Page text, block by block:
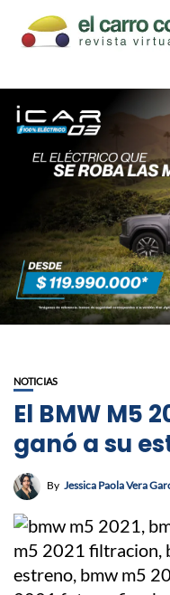
NOTICIAS
El BMW M5
ganó a su
By Jessica Paola Vera